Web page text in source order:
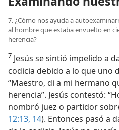
7. ¿Cómo nos ayuda a
al hombre que estaba envuelto en
herencia?
7 Jesús se sintió impelido a
codicia debido a lo que uno
“Maestro, di a mi hermano
herencia”. Jesús contestó:
nombró juez o partidor
12:13, 14). Entonces pasó a